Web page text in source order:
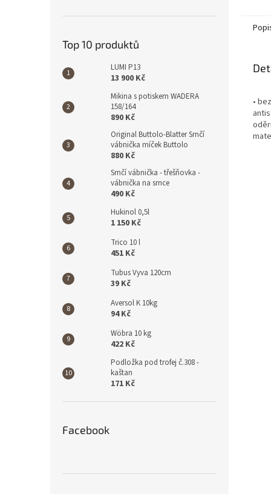
Top 10 produktů
LUMI P13
13 900 Kč
Mikina s potiskem WADERA
158/164
890 Kč
Original Buttolo-Blatter Srnčí
vábnička míček Buttolo
880 Kč
Srnčí vábnička - třešňovka -
vábnička na srnce
490 Kč
Hukinol 0,5l
1 150 Kč
Trico 10 l
451 Kč
Tubus Vyva 120cm
39 Kč
Aversol K 10kg
94 Kč
Wöbra 10 kg
422 Kč
Podložka pod trofej č.308 -
kaštan
171 Kč
Facebook
•